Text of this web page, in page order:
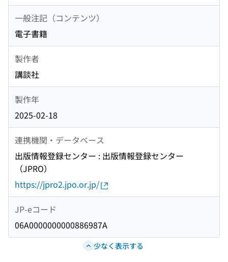
一般注記（コンテンツ）
電子書籍
製作者
講談社
製作年
2025-02-18
連携機関・データベース
出版情報登録センター : 出版情報登録センター
（JPRO）
https://jpro2.jpo.or.jp/
JP-eコード
06A0000000000886987A
少なく表示する